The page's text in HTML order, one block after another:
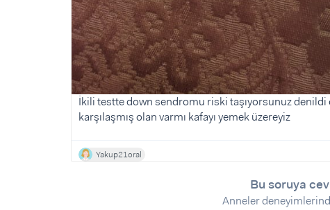
İkili testte down sendromu riski taşıyorsunuz
karşılaşmış olan varmı kafayı yemek üzereyiz
Yakup21oral
Bu soruya
Anneler